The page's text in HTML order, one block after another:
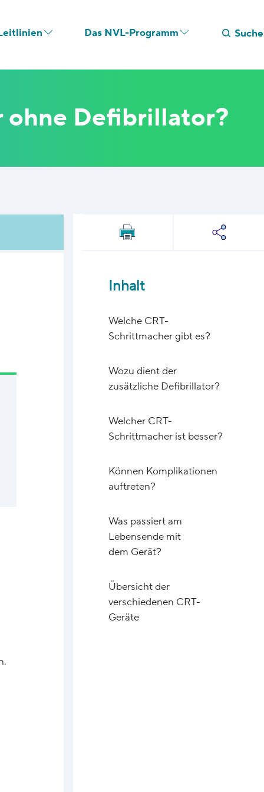
Das NVL-Programm Suche
ohne Defibrillator?
Inhalt
Welche CRT-
Schrittmacher gibt es?
Wozu dient der
zusätzliche Defibrillator?
Welcher CRT-
Schrittmacher ist besser?
Können Komplikationen
auftreten?
Was passiert am
Lebensende mit
dem Gerät?
Übersicht der
verschiedenen CRT-
Geräte